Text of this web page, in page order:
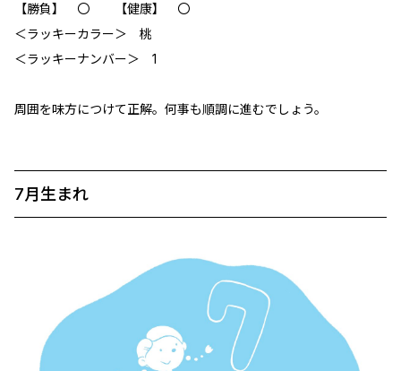
【勝負】 〇 【健康】 〇
＜ラッキーカラー＞ 桃
＜ラッキーナンバー＞ 1
周囲を味方につけて正解。何事も順調に進むでしょう。
7月生まれ